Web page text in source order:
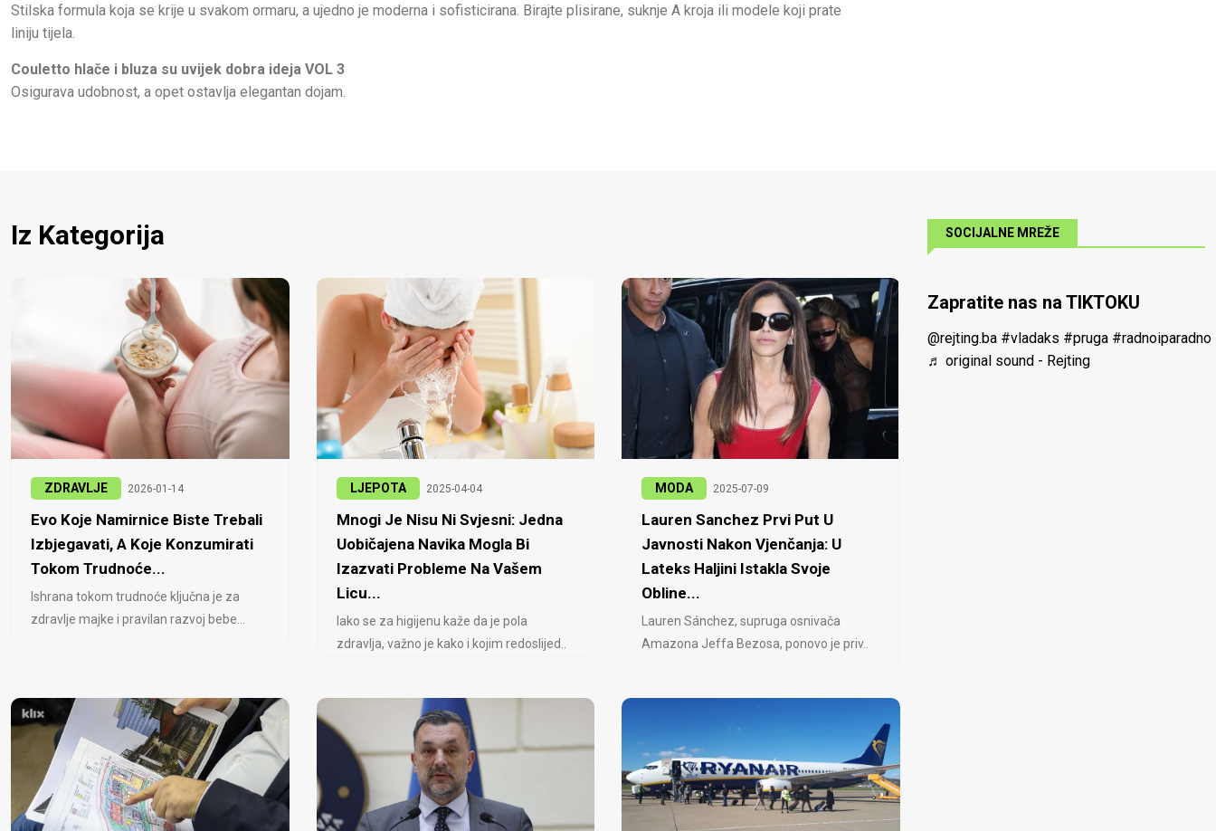
Stilska formula koja se krije u svakom ormaru, a ujedno je moderna i sofisticirana. Birajte plisirane, suknje A kroja ili modele koji prate
liniju tijela.
Couletto hlače i bluza su uvijek dobra ideja VOL 3
Osigurava udobnost, a opet ostavlja elegantan dojam.
Iz Kategorija
ZDRAVLJE 2026-01-14
Evo Koje Namirnice Biste Trebali
Izbjegavati, A Koje Konzumirati
Tokom Trudnoće...
Ishrana tokom trudnoće ključna je za
zdravlje majke i pravilan razvoj bebe...
LJEPOTA 2025-04-04
Mnogi Je Nisu Ni Svjesni: Jedna
Uobičajena Navika Mogla Bi
Izazvati Probleme Na Vašem
Licu...
Iako se za higijenu kaže da je pola
zdravlja, važno je kako i kojim redoslijed..
MODA 2025-07-09
Lauren Sanchez Prvi Put U
Javnosti Nakon Vjenčanja: U
Lateks Haljini Istakla Svoje
Obline...
Lauren Sánchez, supruga osnivača
Amazona Jeffa Bezosa, ponovo je priv..
SOCIJALNE MREŽE
Zapratite nas na TIKTOKU
@rejting.ba #vladaks #pruga #radnoiparadno
♬ original sound - Rejting